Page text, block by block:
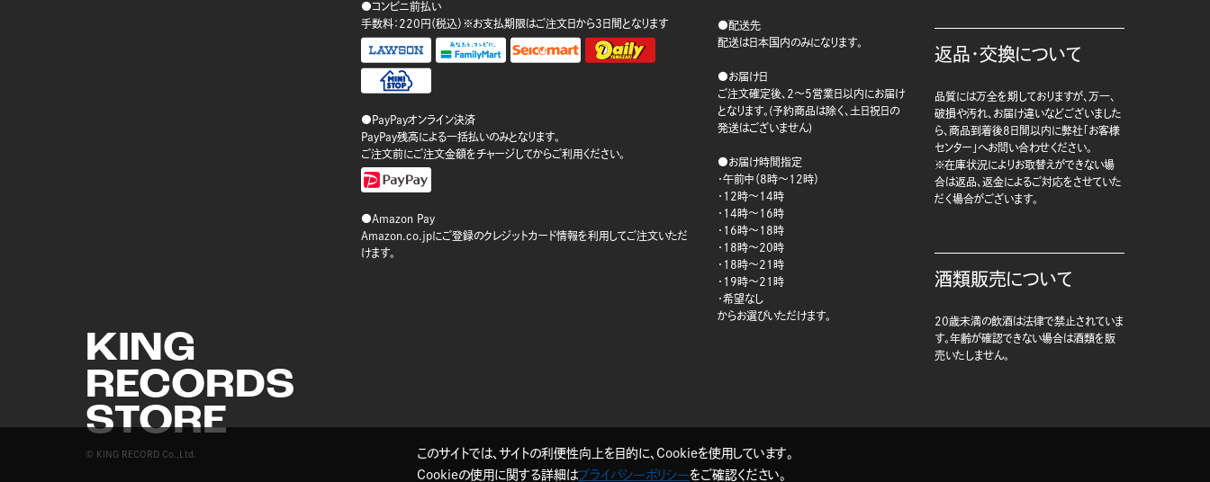
KING
RECORDS
STORE
© KING RECORD Co.,Ltd.
●コンビニ前払い
手数料：220円（税込）※お支払期限はご注文日から3日間となります
●PayPayオンライン決済
PayPay残高による一括払いのみとなります。
ご注文前にご注文金額をチャージしてからご利用ください。
●Amazon Pay
Amazon.co.jpにご登録のクレジットカード情報を利用してご注文いただ
けます。
●配送先
配送は日本国内のみになります。
●お届け日
ご注文確定後、2～5営業日以内にお届け
となります。(予約商品は除く、土日祝日の
発送はございません)
●お届け時間指定
・午前中（8時～12時）
・12時～14時
・14時～16時
・16時～18時
・18時～20時
・18時～21時
・19時～21時
・希望なし
からお選びいただけます。
返品・交換について
品質には万全を期しておりますが、万一、
破損や汚れ、お届け違いなどございました
ら、商品到着後8日間以内に弊社「お客様
センター」へお問い合わせください。
※在庫状況によりお取替えができない場
合は返品、返金によるご対応をさせていた
だく場合がございます。
酒類販売について
20歳未満の飲酒は法律で禁止されていま
す。年齢が確認できない場合は酒類を販
売いたしません。
このサイトでは、サイトの利便性向上を目的に、Cookieを使用しています。
Cookieの使用に関する詳細はプライバシーポリシーをご確認ください。